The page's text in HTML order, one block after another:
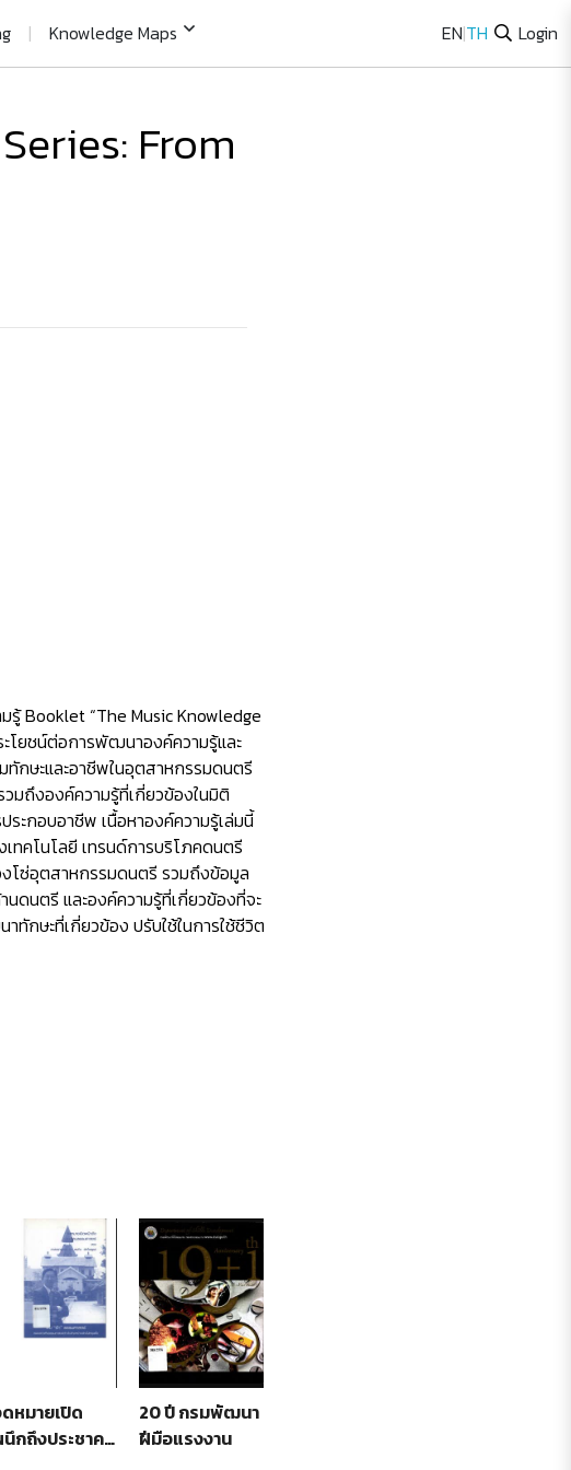
| Knowledge Maps EN|TH Login
From
รู้ Booklet “The Music Knowledge
โยชน์ต่อการพัฒนาองค์ความรู้และ
กษะและอาชีพในอุตสาหกรรมดนตรี
มถึงองค์ความรู้ที่เกี่ยวข้องในมิติ
ะกอบอาชีพ เนื้อหาองค์ความรู้เล่มนี้
ทคโนโลยี เทรนด์การบริโภคดนตรี
โซ่อุตสาหกรรมดนตรี รวมถึงข้อมูล
ดนตรี และองค์ความรู้ที่เกี่ยวข้องที่จะ
กษะที่เกี่ยวข้อง ปรับใช้ในการใช้ชีวิต
หมายเปิด
กถึงประชาคม
20 ปี กรมพัฒนา
ฝีมือแรงงาน